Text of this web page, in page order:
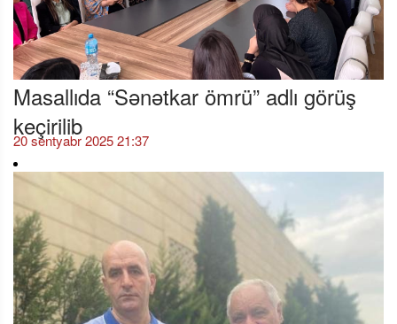
Masallıda “Sənətkar ömrü” adlı görüş
keçirilib
20 sentyabr 2025 21:37